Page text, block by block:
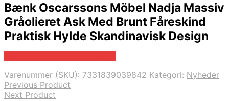
Bænk Oscarssons Möbel Nadja Massiv
Gråolieret Ask Med Brunt Fåreskind
Praktisk Hylde Skandinavisk Design
Varenummer (SKU): 7331839039842 Kategori: Nyheder
Previous Product
Next Product